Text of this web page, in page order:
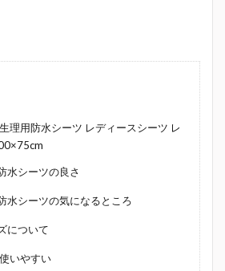
理用防水シーツ レディースシーツ レ
水シーツの良さ
水シーツの気になるところ
について
いやすい